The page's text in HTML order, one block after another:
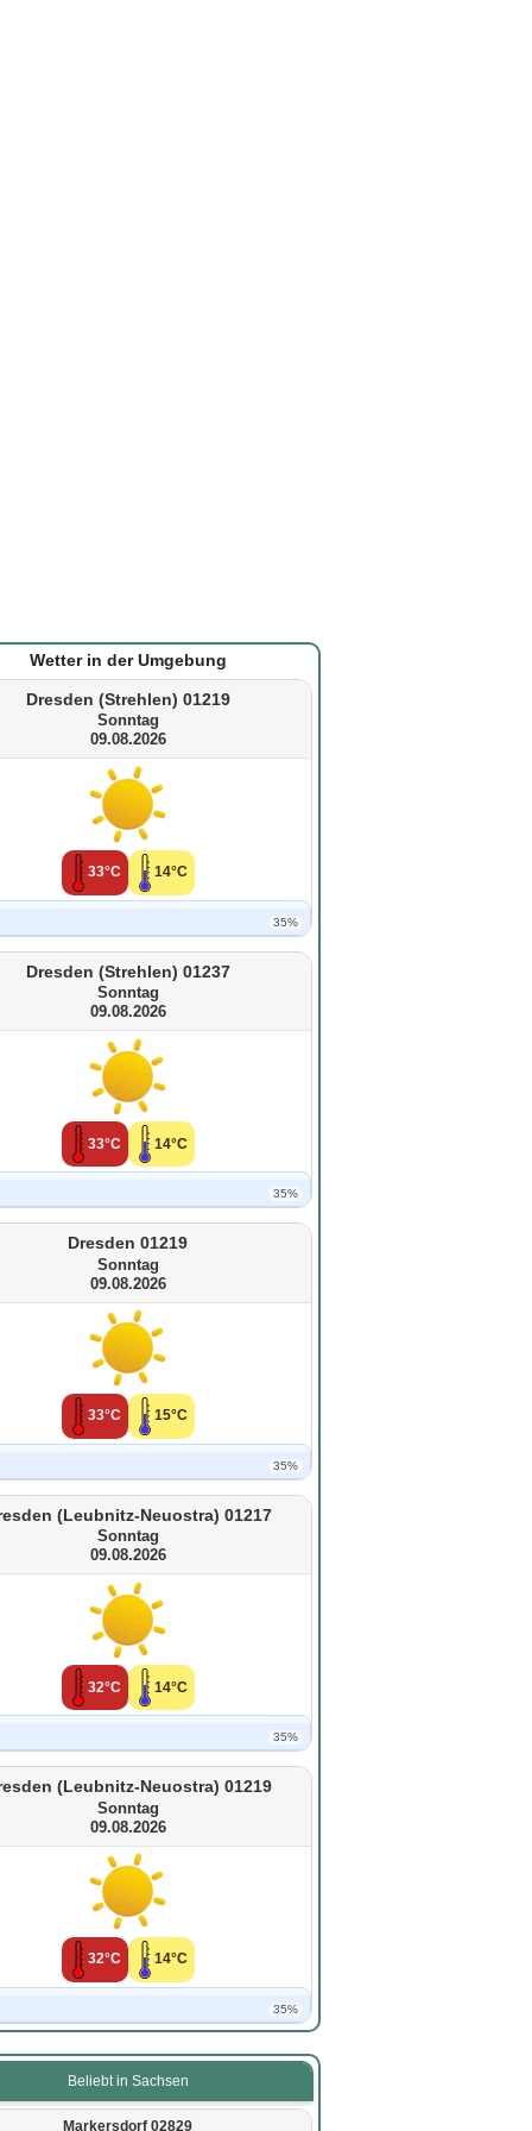
Wetter in der Umgebung
Dresden (Strehlen) 01219
Sonntag
09.08.2026
33°C 14°C
35%
Dresden (Strehlen) 01237
Sonntag
09.08.2026
33°C 14°C
35%
Dresden 01219
Sonntag
09.08.2026
33°C 15°C
35%
(Leubnitz-Neuostra) 01217
Sonntag
09.08.2026
32°C 14°C
35%
(Leubnitz-Neuostra) 01219
Sonntag
09.08.2026
32°C 14°C
35%
Beliebt in Sachsen
Markersdorf 02829